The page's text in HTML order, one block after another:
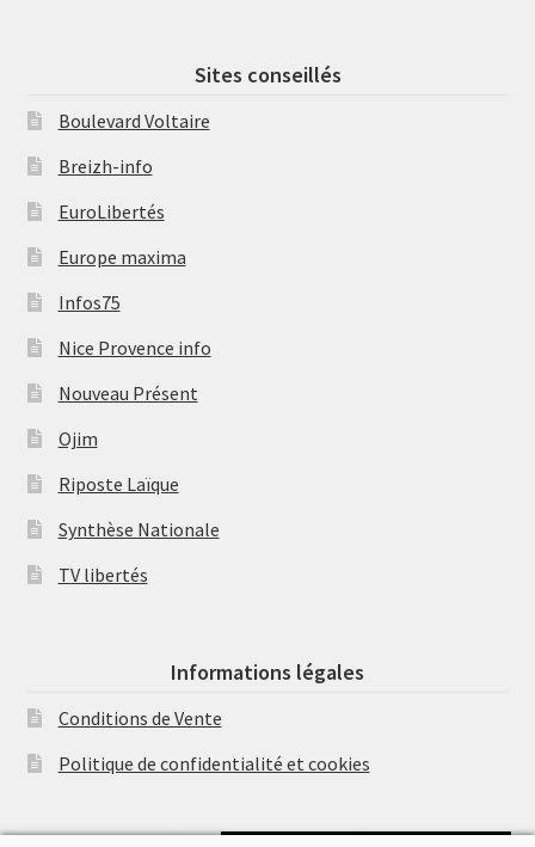
Sites conseillés
Boulevard Voltaire
Breizh-info
EuroLibertés
Europe maxima
Infos75
Nice Provence info
Nouveau Présent
Ojim
Riposte Laïque
Synthèse Nationale
TV libertés
Informations légales
Conditions de Vente
Politique de confidentialité et cookies